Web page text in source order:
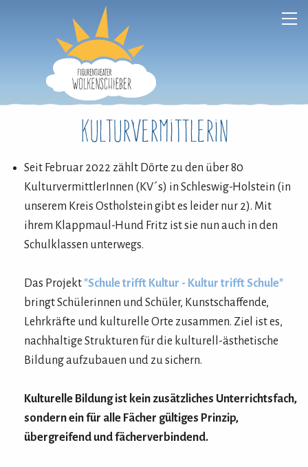
Kulturvermittlerin
Seit Februar 2022 zählt Dörte zu den über 80
KulturvermittlerInnen (KV´s) in Schleswig-Holstein (in
unserem Kreis Ostholstein gibt es leider nur 2). Mit
ihrem Klappmaul-Hund Fritz ist sie nun auch in den
Schulklassen unterwegs.
Das Projekt "Schule trifft Kultur - Kultur trifft Schule"
bringt Schülerinnen und Schüler, Kunstschaffende,
Lehrkräfte und kulturelle Orte zusammen. Ziel ist es,
nachhaltige Strukturen für die kulturell-ästhetische
Bildung aufzubauen und zu sichern.
Kulturelle Bildung ist kein zusätzliches Unterrichtsfach,
sondern ein für alle Fächer gültiges Prinzip,
übergreifend und fächerverbindend.